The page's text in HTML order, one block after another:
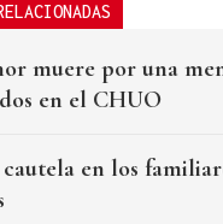
muere por una
en el CHUO
en los